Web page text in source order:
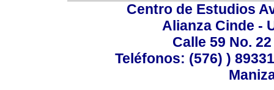
Centro de Estudios
Alianza Cinde -
Calle 59 No.
Teléfonos: (576) )